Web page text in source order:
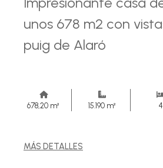
unos 678 m2 con
puig de Alaró
678,20 m² 15.190 m² 4
MÁS DETALLES